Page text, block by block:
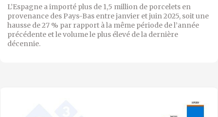
L’Espagne a importé plus de 1,5 million de porcelets en
provenance des Pays-Bas entre janvier et juin 2025, soit une
hausse de 27 % par rapport à la même période de l’année
précédente et le volume le plus élevé de la dernière
décennie.